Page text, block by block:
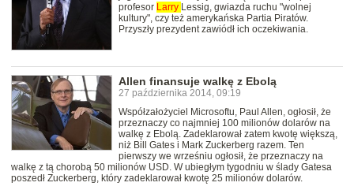
profesor Larry Lessig, gwiazda ruchu "wolnej
kultury", czy też amerykańska Partia Piratów.
Przyszły prezydent zawiódł ich oczekiwania.
Allen finansuje walkę z Ebolą
27 października 2014, 09:19
Współzałożyciel Microsoftu, Paul Allen, ogłosił, że
przeznaczy co najmniej 100 milionów dolarów na
walkę z Ebolą. Zadeklarował zatem kwotę większą,
niż Bill Gates i Mark Zuckerberg razem. Ten
pierwszy we wrześniu ogłosił, że przeznaczy na
walkę z tą chorobą 50 milionów USD. W ubiegłym tygodniu w ślady Gatesa
poszedł Zuckerberg, który zadeklarował kwotę 25 milionów dolarów.